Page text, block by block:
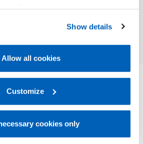
Gefran - Cookie
of personal data, at the following
Policy.
Show details
Allow all cookies
Customize
cookies only